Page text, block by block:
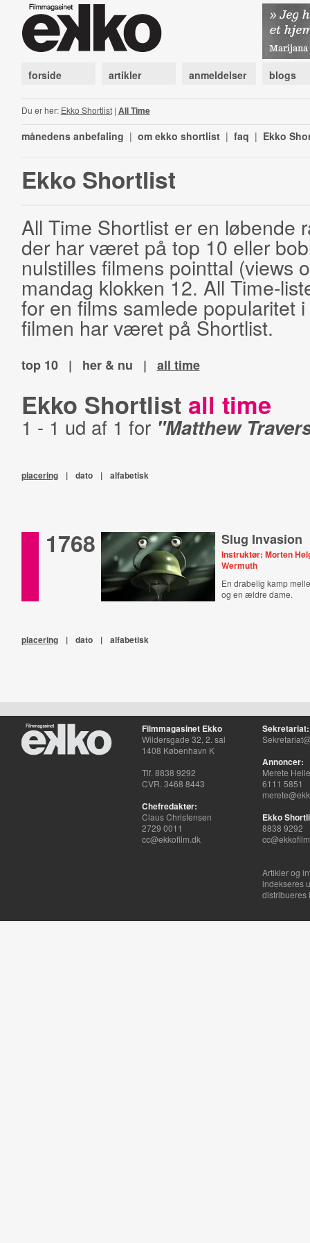
forside artikler anmeldelser blogs
Du er her: Ekko Shortlist| All Time
månedens anbefaling | om ekko shortlist | faq | Ekko
Ekko Shortlist
All Time Shortlist er en løbende
der har været på top 10 eller
nulstilles filmens pointtal (views
mandag klokken 12. All Time-
for en films samlede popularitet
filmen har været på Shortlist.
top 10 | her & nu | all time
Ekko Shortlist all time
1 - 1 ud af 1 for "Matthew
placering | dato | alfabetisk
1768 Slug Invasion
Instruktør: Morten
Wermuth
En drabelig kamp
og en ældre dame.
placering | dato | alfabetisk
Filmmagasinet Ekko
Wildersgade 32, 2. sal
1408 København K
Tlf. 8838 9292
CVR. 3468 8443
Chefredaktør:
Claus Christensen
2729 0011
cc@ekkofilm.dk
Sekretariat:
Annoncer:
Merete
6111 5851
Ekko
8838 9292
Artikler og
indekseres
distribueres